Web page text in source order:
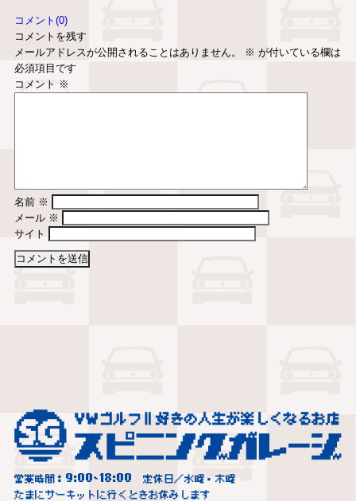
コメント(0)
コメントを残す
メールアドレスが公開されることはありません。
※ が付いている欄は
必須項目です
コメント ※
名前 ※
メール ※
サイト
営業時間： 9:00~18:00
定休日／水曜・木曜
たまにサーキットに行くときお休みします